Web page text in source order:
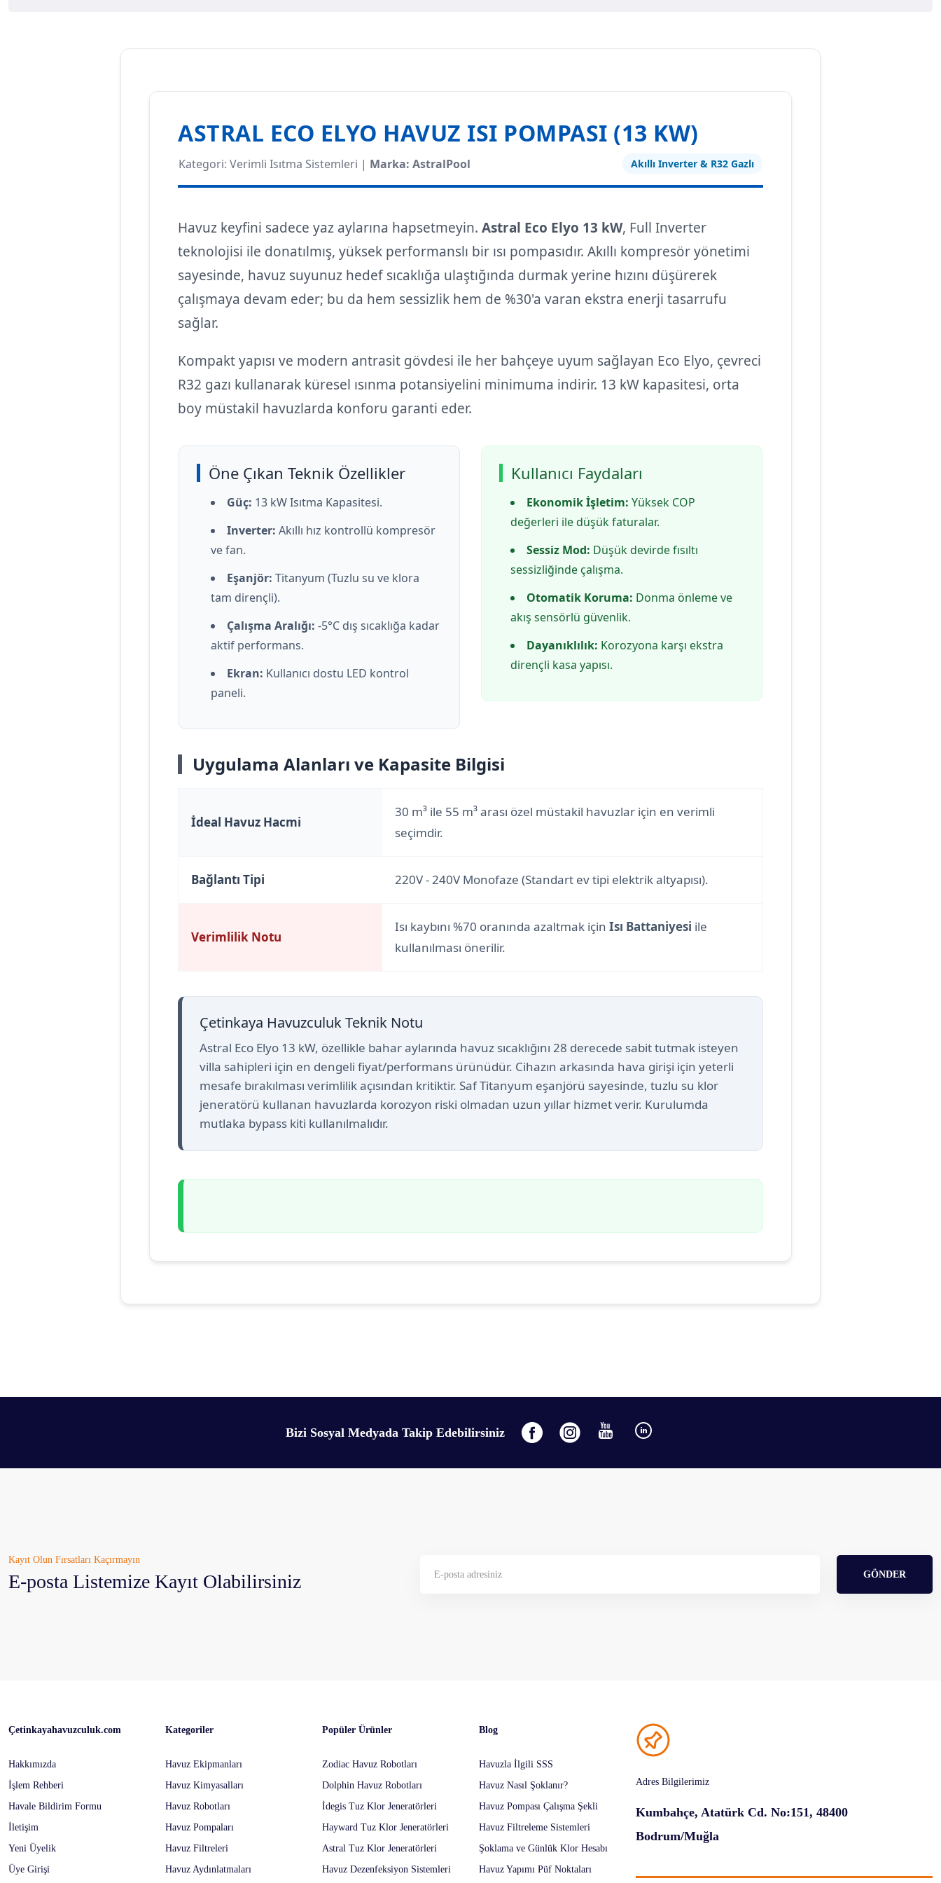
ASTRAL ECO ELYO HAVUZ ISI POMPASI (13 KW)
Kategori: Verimli Isıtma Sistemleri | Marka: AstralPool Akıllı Inverter & R32 Gazlı
Havuz keyfini sadece yaz aylarına hapsetmeyin. Astral Eco Elyo 13 kW, Full Inverter
teknolojisi ile donatılmış, yüksek performanslı bir ısı pompasıdır. Akıllı kompresör yönetimi
sayesinde, havuz suyunuz hedef sıcaklığa ulaştığında durmak yerine hızını düşürerek
çalışmaya devam eder; bu da hem sessizlik hem de %30'a varan ekstra enerji tasarrufu
sağlar.
Kompakt yapısı ve modern antrasit gövdesi ile her bahçeye uyum sağlayan Eco Elyo, çevreci
R32 gazı kullanarak küresel ısınma potansiyelini minimuma indirir. 13 kW kapasitesi, orta
boy müstakil havuzlarda konforu garanti eder.
Öne Çıkan Teknik Özellikler
Güç: 13 kW Isıtma Kapasitesi.
Inverter: Akıllı hız kontrollü kompresör
ve fan.
Eşanjör: Titanyum (Tuzlu su ve klora
tam dirençli).
Çalışma Aralığı: -5°C dış sıcaklığa kadar
aktif performans.
Ekran: Kullanıcı dostu LED kontrol
paneli.
Kullanıcı Faydaları
Ekonomik İşletim: Yüksek COP
değerleri ile düşük faturalar.
Sessiz Mod: Düşük devirde fısıltı
sessizliğinde çalışma.
Otomatik Koruma: Donma önleme ve
akış sensörlü güvenlik.
Dayanıklılık: Korozyona karşı ekstra
dirençli kasa yapısı.
Uygulama Alanları ve Kapasite Bilgisi
İdeal Havuz Hacmi
30 m³ ile 55 m³ arası özel müstakil havuzlar için en verimli
seçimdir.
Bağlantı Tipi 220V - 240V Monofaze (Standart ev tipi elektrik altyapısı).
Verimlilik Notu
Isı kaybını %70 oranında azaltmak için Isı Battaniyesi ile
kullanılması önerilir.
Çetinkaya Havuzculuk Teknik Notu
Astral Eco Elyo 13 kW, özellikle bahar aylarında havuz sıcaklığını 28 derecede sabit tutmak isteyen
villa sahipleri için en dengeli fiyat/performans ürünüdür. Cihazın arkasında hava girişi için yeterli
mesafe bırakılması verimlilik açısından kritiktir. Saf Titanyum eşanjörü sayesinde, tuzlu su klor
jeneratörü kullanan havuzlarda korozyon riski olmadan uzun yıllar hizmet verir. Kurulumda
mutlaka bypass kiti kullanılmalıdır.
Ürün fiyatı diğer sitelerden daha pahalı.
Bizi Sosyal Medyada Takip Edebilirsiniz
Kayıt Olun Fırsatları Kaçırmayın
E-posta Listemize Kayıt Olabilirsiniz GÖNDER
Çetinkayahavuzculuk.com
Hakkımızda
İşlem Rehberi
Havale Bildirim Formu
İletişim
Yeni Üyelik
Üye Girişi
Kategoriler
Havuz Ekipmanları
Havuz Kimyasalları
Havuz Robotları
Havuz Pompaları
Havuz Filtreleri
Havuz Aydınlatmaları
Popüler Ürünler
Zodiac Havuz Robotları
Dolphin Havuz Robotları
İdegis Tuz Klor Jeneratörleri
Hayward Tuz Klor Jeneratörleri
Astral Tuz Klor Jeneratörleri
Havuz Dezenfeksiyon Sistemleri
Blog
Havuzla İlgili SSS
Havuz Nasıl Şoklanır?
Havuz Pompası Çalışma Şekli
Havuz Filtreleme Sistemleri
Şoklama ve Günlük Klor Hesabı
Havuz Yapımı Püf Noktaları
Adres Bilgilerimiz
Kumbahçe, Atatürk Cd. No:151, 48400
Bodrum/Muğla